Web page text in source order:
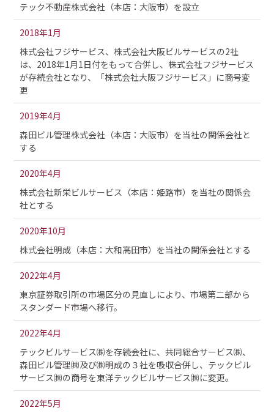
テック不動産株式会社（本店：大阪市）を設立
2018年1月
株式会社フジサービス、株式会社大阪ビルサービスの2社
は、2018年1月1日付をもって合併し、株式会社フジサービス
が存続会社となり、「株式会社大阪フジサービス」に商号変
更
2019年4月
森田ビル管理株式会社（本店：大阪市）を当社の関係会社と
する
2020年4月
株式会社新栄ビルサービス（本店：姫路市）を当社の関係会
社とする
2020年10月
株式会社明成（本店：大和高田市）を当社の関係会社とする
2022年4月
東京証券取引所の市場区分の見直しにより、市場第二部から
スタンダード市場へ移行。
2022年4月
テックビルサービス㈱を存続会社に、共同総合サービス㈱、
森田ビル管理㈱及び㈱明成の３社を吸収合併し、テックビル
サービス㈱の商号を東洋テックビルサービス㈱に変更。
2022年5月